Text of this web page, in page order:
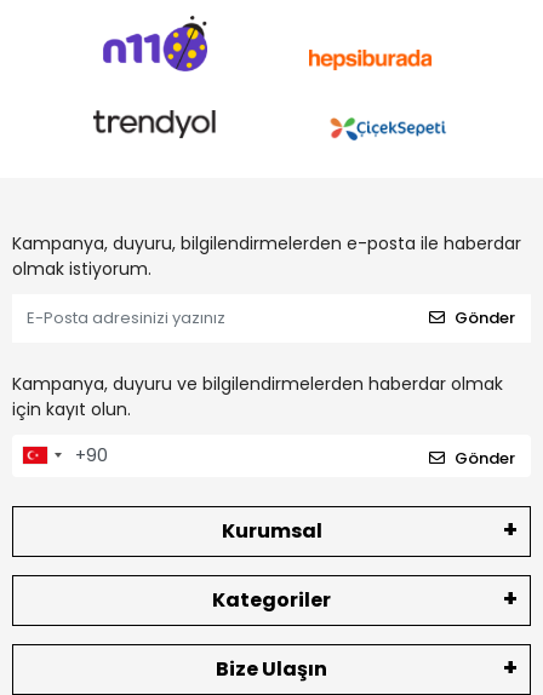
Kampanya, duyuru, bilgilendirmelerden e-posta ile haberdar
olmak istiyorum.
Gönder
Kampanya, duyuru ve bilgilendirmelerden haberdar olmak
için kayıt olun.
Gönder
Kurumsal
Kategoriler
Bize Ulaşın